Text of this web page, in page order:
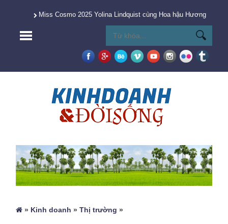
Miss Cosmo 2025 Yolina Lindquist cùng Hoa hậu Hương
» Kinh doanh »Thị trường »